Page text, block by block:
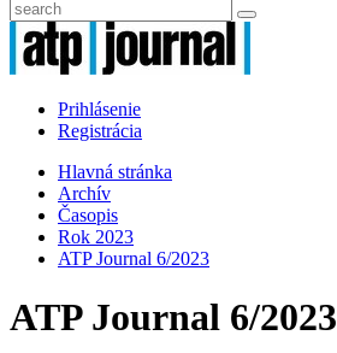
Prihlásenie
Registrácia
Hlavná stránka
Archív
Časopis
Rok 2023
ATP Journal 6/2023
ATP Journal 6/2023